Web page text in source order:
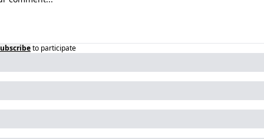
to participate